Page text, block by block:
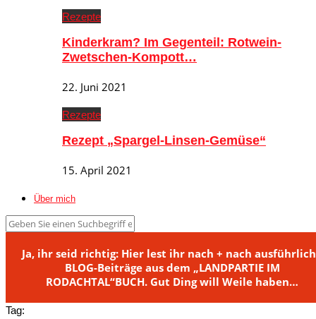
Rezepte
Kinderkram? Im Gegenteil: Rotwein-
Zwetschen-Kompott…
22. Juni 2021
Rezepte
Rezept „Spargel-Linsen-Gemüse“
15. April 2021
Über mich
Ja, ihr seid richtig: Hier lest ihr nach + nach
BLOG-Beiträge aus dem „LANDPARTIE IM
RODACHTAL“BUCH. Gut Ding will Weile haben…
Tag: